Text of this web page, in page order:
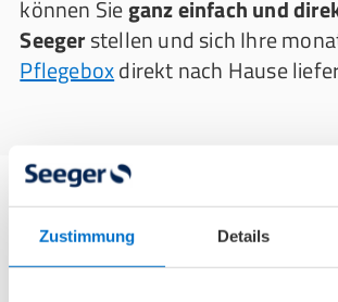
Zustimmung Details
können Sieganz einfach und
Seegerstellen und sich Ihre
Pflegeboxdirekt nach Hause
Wieso Sie Pflegehilfsmittel
Sanitätsfachhandel kaufen